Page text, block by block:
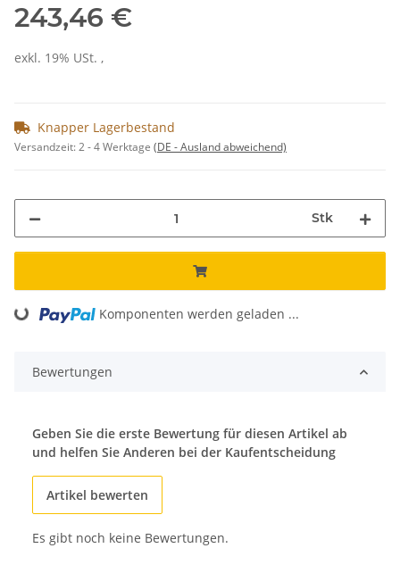
243,46 €
exkl. 19% USt. ,
Knapper Lagerbestand
Versandzeit:2 - 4 Werktage (DE - Ausland abweichend)
Stk
Loading... Komponenten werden geladen ...
Bewertungen
Geben Sie die erste Bewertung für diesen Artikel ab
und helfen Sie Anderen bei der Kaufentscheidung
Artikel bewerten
Es gibt noch keine Bewertungen.